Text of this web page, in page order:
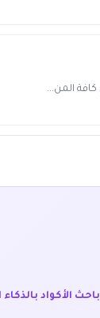
باحث الأكواد